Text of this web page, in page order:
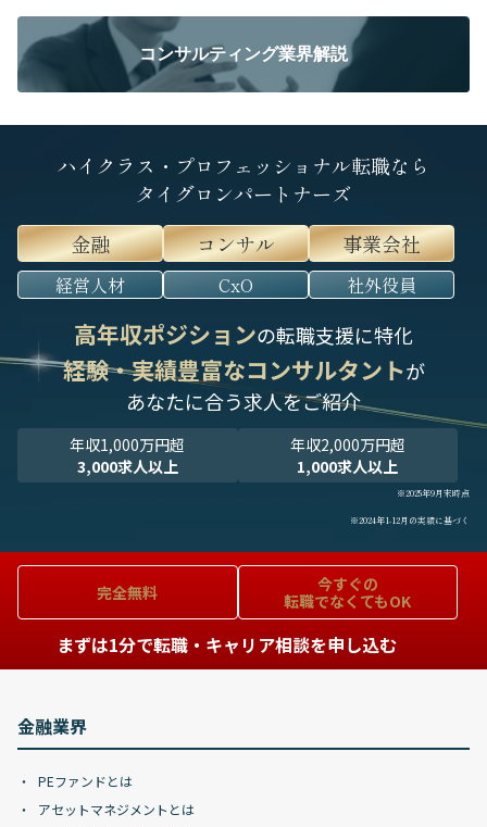
コンサルティング業界解説
ハイクラス・プロフェッショナル転職なら
タイグロンパートナーズ
金融
コンサル 事業会社
経営人材 CxO 社外役員
高年収ポジションの転職支援に特化
経験・実績豊富なコンサルタントが
あなたに合う求人をご紹介
年収1,000万円超
3,000求人以上
年収2,000万円超
1,000求人以上
※2025年9月末時点
※2024年1-12月の実績に基づく
完全無料
今すぐの
転職でなくてもOK
まずは1分で転職・キャリア相談を申し込む
金融業界
PEファンドとは
アセットマネジメントとは